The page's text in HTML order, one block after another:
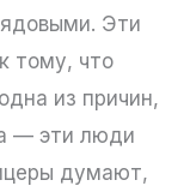
Эти
тому, что
из причин,
— эти люди
думают,